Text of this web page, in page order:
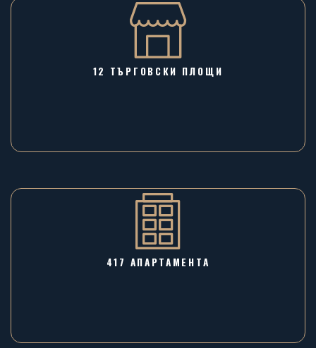
12 ТЪРГОВСКИ ПЛОЩИ
417 АПАРТАМЕНТА